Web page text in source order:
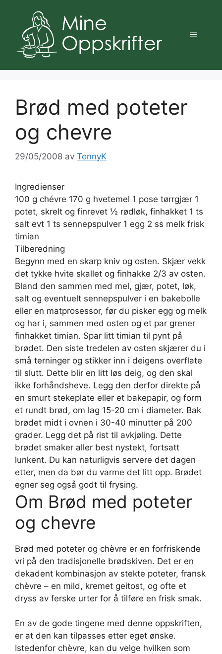
innhold
Meny
Brød med poteter
og chevre
29/05/2008 av TonnyK
Ingredienser
100 g chévre 170 g hvetemel 1 pose tørrgjær 1
potet, skrelt og finrevet ½ rødløk, finhakket 1 ts
salt evt 1 ts sennepspulver 1 egg 2 ss melk frisk
timian
Tilberedning
Begynn med en skarp kniv og osten. Skjær vekk
det tykke hvite skallet og finhakke 2/3 av osten.
Bland den sammen med mel, gjær, potet, løk,
salt og eventuelt sennepspulver i en bakebolle
eller en matprosessor, før du pisker egg og melk
og har i, sammen med osten og et par grener
finhakket timian. Spar litt timian til pynt på
brødet. Den siste tredelen av osten skjærer du i
små terninger og stikker inn i deigens overflate
til slutt. Dette blir en litt løs deig, og den skal
ikke forhåndsheve. Legg den derfor direkte på
en smurt stekeplate eller et bakepapir, og form
et rundt brød, om lag 15-20 cm i diameter. Bak
brødet midt i ovnen i 30-40 minutter på 200
grader. Legg det på rist til avkjøling. Dette
brødet smaker aller best nystekt, fortsatt
lunkent. Du kan naturligvis servere det dagen
etter, men da bør du varme det litt opp. Brødet
egner seg også godt til frysing.
Om Brød med poteter
og chevre
Brød med poteter og chèvre er en forfriskende
vri på den tradisjonelle brødskiven. Det er en
dekadent kombinasjon av stekte poteter, fransk
chèvre – en mild, kremet geitost, og ofte et
dryss av ferske urter for å tilføre en frisk smak.
En av de gode tingene med denne oppskriften,
er at den kan tilpasses etter eget ønske.
Istedenfor chèvre, kan du velge hvilken som